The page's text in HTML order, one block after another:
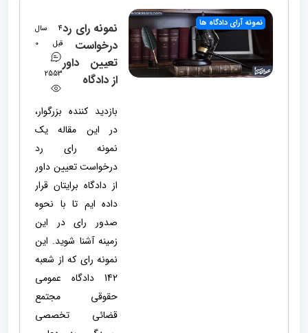
نمونه آرای دادگاه ها
نمونه رای رد
درخواست
تعیین داور
از دادگاه
4 سال
قبل
0
2553
بازدید کننده بزرگوار،
در این مقاله یک
نمونه رای رد
درخواست تعیین داور
از دادگاه برایتان قرار
داده ایم تا با نحوه
صدور رای در این
زمینه آشنا شوید. این
نمونه رای که از شعبه
142 دادگاه عمومی
حقوقی مجتمع
قضائی تخصصی